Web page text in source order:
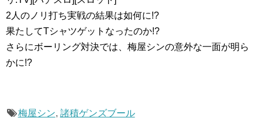
2人のノリ打ち実戦の結果は如何に!?
果たしてTシャツゲットなったのか!?
さらにボーリング対決では、梅屋シンの意外な一面が明ら
かに!?
梅屋シン, 諸積ゲンズブール